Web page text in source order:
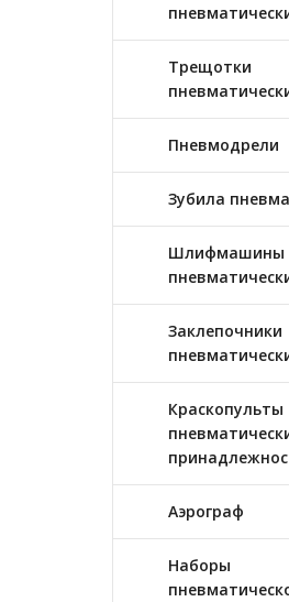
Трещотки
Пневмодрели
Зубила
Шлифмашины
Заклепочники
Краскопульты
Аэрограф
Наборы